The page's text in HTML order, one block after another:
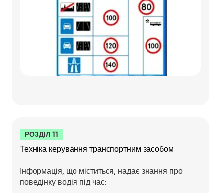
РОЗДІЛ 11
Техніка керування транспортним засобом
Інформація, що міститься, надає знання про
поведінку водія під час: